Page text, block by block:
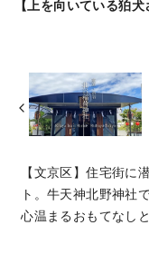
【上を向いている狛
【文京区】住宅街に
ト。牛天神北野神社
心温まるおもてなし